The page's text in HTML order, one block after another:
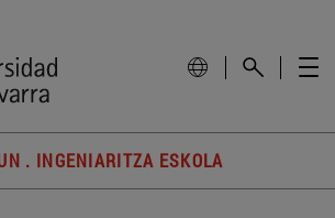
. INGENIARITZA ESKOLA